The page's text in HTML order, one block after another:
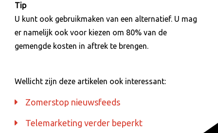
Tip
U kunt ook gebruikmaken van een alternatief. U mag
er namelijk ook voor kiezen om 80% van de
gemengde kosten in aftrek te brengen.
Wellicht zijn deze artikelen ook interessant:
Zomerstop nieuwsfeeds
Telemarketing verder beperkt